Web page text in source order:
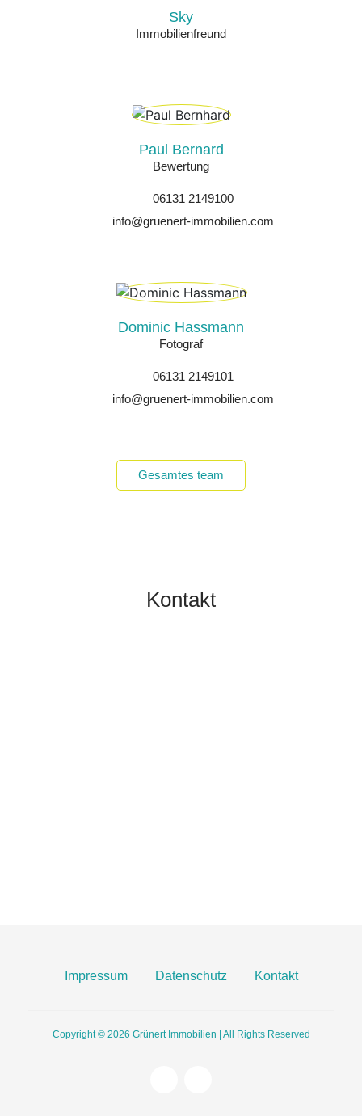
Sky
Immobilienfreund
Paul Bernard
Bewertung
06131 2149100
info@gruenert-immobilien.com
Dominic Hassmann
Fotograf
06131 2149101
info@gruenert-immobilien.com
Gesamtes team
Kontakt
Impressum Datenschutz Kontakt
Copyright © 2026 Grünert Immobilien | All Rights Reserved